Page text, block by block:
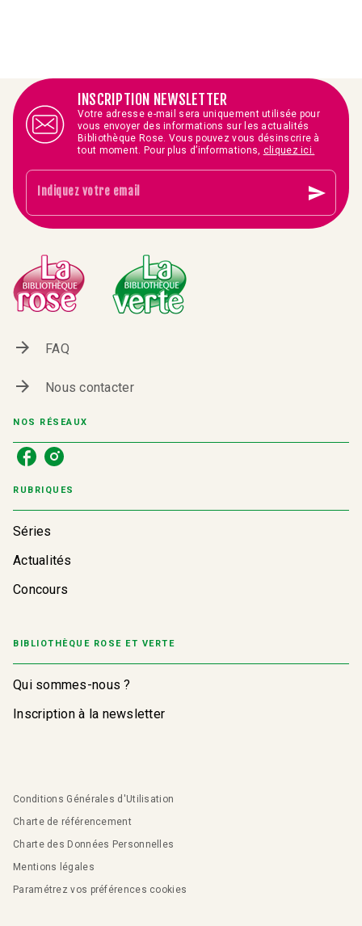
INSCRIPTION NEWSLETTER
Votre adresse e-mail sera uniquement utilisée pour
vous envoyer des informations sur les actualités
Bibliothèque Rose. Vous pouvez vous désinscrire à
tout moment. Pour plus d’informations, cliquez ici.
Indiquez votre email send
arrow_forward FAQ
arrow_forward Nous contacter
NOS RÉSEAUX
RUBRIQUES
Séries
Actualités
Concours
BIBLIOTHÈQUE ROSE ET VERTE
Qui sommes-nous ?
Inscription à la newsletter
Conditions Générales d'Utilisation
Charte de référencement
Charte des Données Personnelles
Mentions légales
Paramétrez vos préférences cookies